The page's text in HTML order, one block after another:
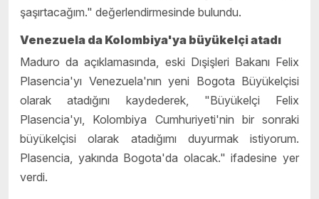
şaşırtacağım." değerlendirmesinde bulundu.
Venezuela da Kolombiya'ya büyükelçi atadı
Maduro da açıklamasında, eski Dışişleri Bakanı Felix
Plasencia'yı Venezuela'nın yeni Bogota Büyükelçisi
olarak atadığını kaydederek, "Büyükelçi Felix
Plasencia'yı, Kolombiya Cumhuriyeti'nin bir sonraki
büyükelçisi olarak atadığımı duyurmak istiyorum.
Plasencia, yakında Bogota'da olacak." ifadesine yer
verdi.